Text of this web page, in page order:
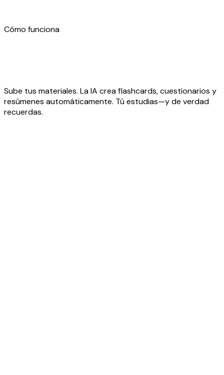
Cómo funciona
Sube tus materiales. La IA crea flashcards, cuestionarios y
resúmenes automáticamente. Tú estudias—y de verdad
recuerdas.